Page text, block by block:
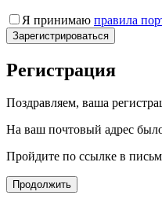
Я принимаю правила
Зарегистрироваться
Регистрация
Поздравляем, ваша
На ваш почтовый адрес
Пройдите по ссылке в
Продолжить